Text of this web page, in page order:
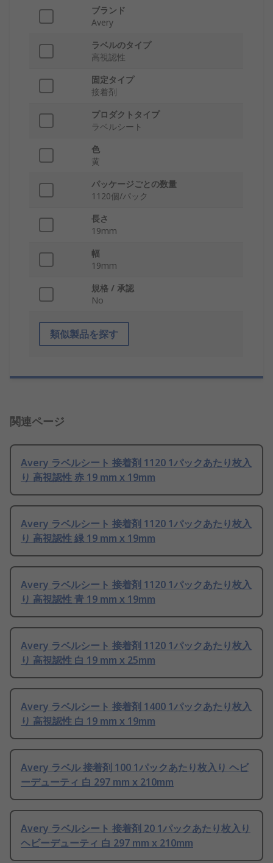
ブランド
Avery
ラベルのタイプ
高視認性
固定タイプ
接着剤
プロダクトタイプ
ラベルシート
色
黄
パッケージごとの数量
1120個/パック
長さ
19mm
幅
19mm
規格 / 承認
No
類似製品を探す
関連ページ
Avery ラベルシート 接着剤 1120 1パックあたり枚入
り 高視認性 赤 19 mm x 19mm
Avery ラベルシート 接着剤 1120 1パックあたり枚入
り 高視認性 緑 19 mm x 19mm
Avery ラベルシート 接着剤 1120 1パックあたり枚入
り 高視認性 青 19 mm x 19mm
Avery ラベルシート 接着剤 1120 1パックあたり枚入
り 高視認性 白 19 mm x 25mm
Avery ラベルシート 接着剤 1400 1パックあたり枚入
り 高視認性 白 19 mm x 19mm
Avery ラベル 接着剤 100 1パックあたり枚入り ヘビ
ーデューティ 白 297 mm x 210mm
Avery ラベルシート 接着剤 20 1パックあたり枚入り
ヘビーデューティ 白 297 mm x 210mm